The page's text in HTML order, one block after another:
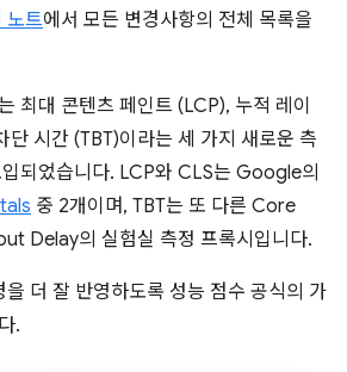
노트에서 모든 변경사항의 전체 목록을
최대 콘텐츠 페인트 (LCP), 누적 레이
단 시간 (TBT)이라는 세 가지 새로운 측
되었습니다. LCP와 CLS는 Google의
중 2개이며, TBT는 또 다른 Core
Delay의 실험실 측정 프록시입니다.
더 잘 반영하도록 성능 점수 공식의 가
.